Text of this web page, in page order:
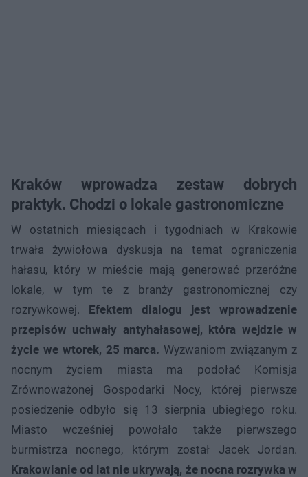
Kraków wprowadza zestaw dobrych
praktyk. Chodzi o lokale gastronomiczne
W ostatnich miesiącach i tygodniach w Krakowie
trwała żywiołowa dyskusja na temat ograniczenia
hałasu, który w mieście mają generować przeróżne
lokale, w tym te z branży gastronomicznej czy
rozrywkowej. Efektem dialogu jest wprowadzenie
przepisów uchwały antyhałasowej, która wejdzie w
życie we wtorek, 25 marca. Wyzwaniom związanym z
nocnym życiem miasta ma podołać Komisja
Zrównoważonej Gospodarki Nocy, której pierwsze
posiedzenie odbyło się 13 sierpnia ubiegłego roku.
Miasto wcześniej powołało także pierwszego
burmistrza nocnego, którym został Jacek Jordan.
Krakowianie od lat nie ukrywają, że nocna rozrywka w